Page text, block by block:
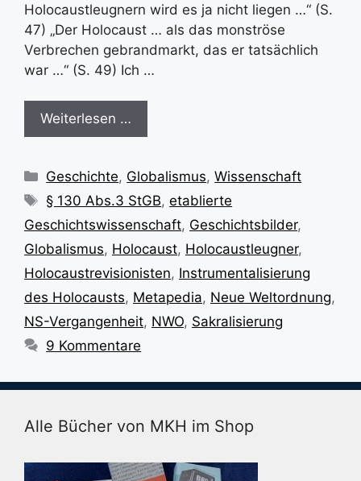
Holocaustleugnern wird es ja nicht liegen …“ (S.
47) „Der Holocaust … als das monströse
Verbrechen gebrandmarkt, das er tatsächlich
war …“ (S. 49) Ich …
Weiterlesen …
Kategorien
Geschichte, Globalismus,Wissenschaft
Schlagwörter
§ 130 Abs.3 StGB,etablierte
Geschichtswissenschaft, Geschichtsbilder,
Globalismus, Holocaust, Holocaustleugner,
Holocaustrevisionisten, Instrumentalisierung
des Holocausts, Metapedia, Neue Weltordnung,
NS-Vergangenheit, NWO, Sakralisierung
9 Kommentare
Alle Bücher von MKH im Shop